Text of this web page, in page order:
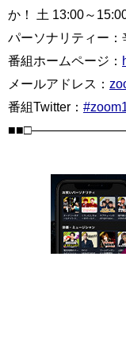
か！ 土 13:00～
パーソナリティー：
番組ホームページ：
メールアドレス：
番組Twitter：